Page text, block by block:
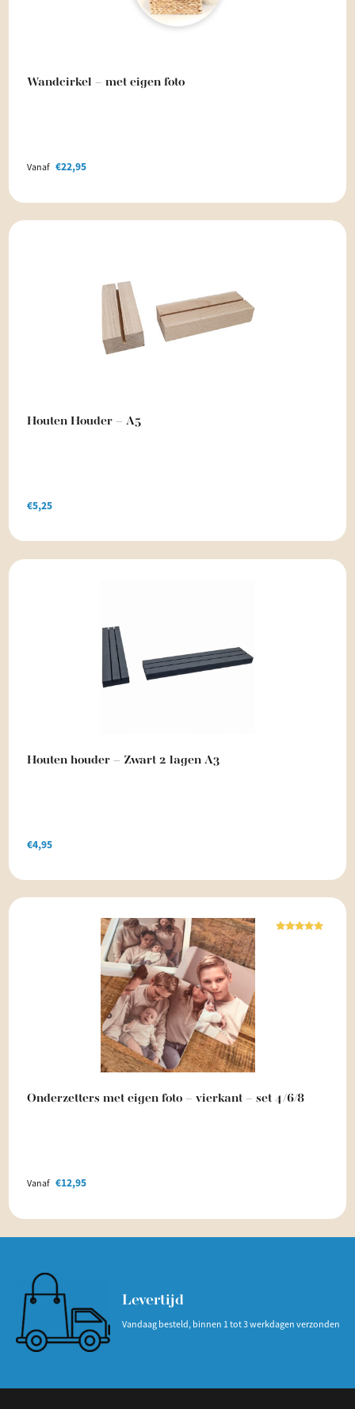
Wandcirkel – met eigen foto
Vanaf €22,95
Houten Houder – A5
€5,25
Houten houder – Zwart 2 lagen A3
€4,95
Onderzetters met eigen foto – vierkant – set 4/6/8
Vanaf €12,95
Levertijd
Vandaag besteld, binnen 1 tot 3 werkdagen verzonden